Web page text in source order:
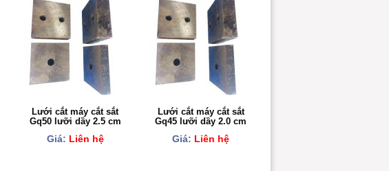
Lưới cắt máy cắt sắt
Gq50 lưỡi dầy 2.5 cm
Giá: Liên hệ
Lưới cắt máy cắt sắt
Gq45 lưỡi dầy 2.0 cm
Giá: Liên hệ